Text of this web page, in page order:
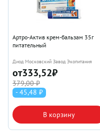
Артро-Актив крем-бальзам 35г
питательный
Диод Московский Завод Экопитания
от333,52₽
379,00 ₽
- 45,48 ₽
В корзину